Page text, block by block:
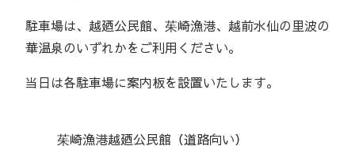
駐車場は、越廼公民館、茱崎漁港、越前水仙の里波の
華温泉のいずれかをご利用ください。
当日は各駐車場に案内板を設置いたします。
茱崎漁港越廼公民館（道路向い）